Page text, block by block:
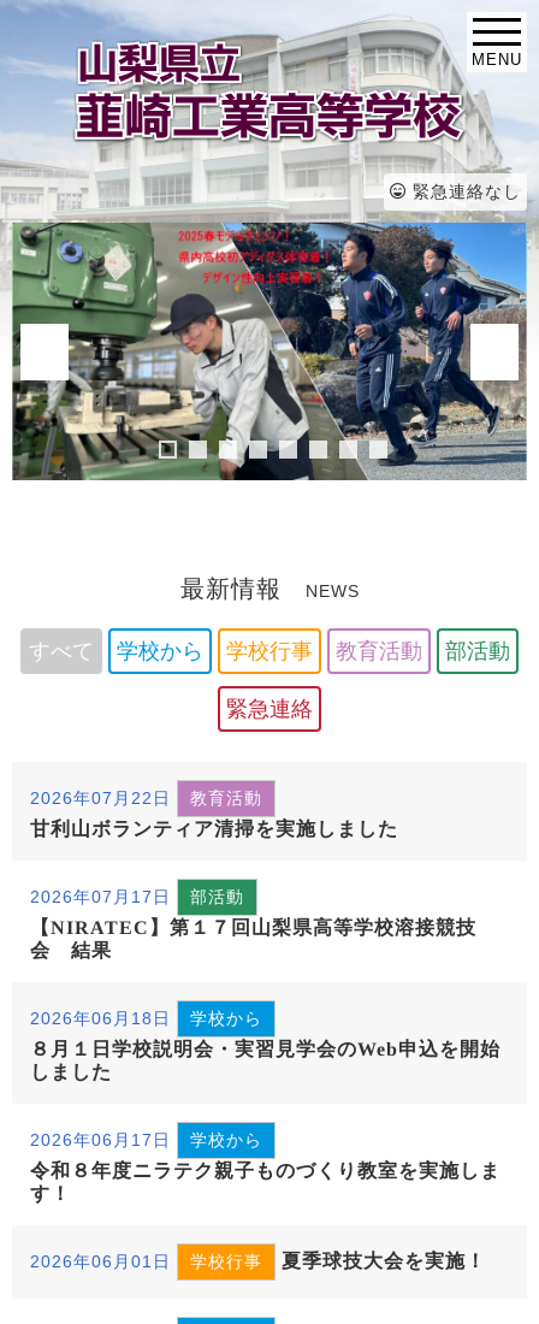
MENU
緊急連絡なし
最新情報 NEWS
すべて 学校から 学校行事 教育活動 部活動
緊急連絡
2026年07月22日 教育活動
甘利山ボランティア清掃を実施しました
2026年07月17日 部活動
【NIRATEC】第１７回山梨県高等学校溶接競技
会 結果
2026年06月18日 学校から
８月１日学校説明会・実習見学会のWeb申込を開始
しました
2026年06月17日 学校から
令和８年度ニラテク親子ものづくり教室を実施しま
す！
2026年06月01日 学校行事 夏季球技大会を実施！